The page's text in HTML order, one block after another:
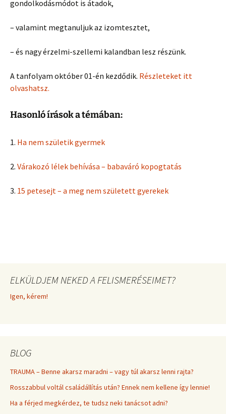
gondolkodásmódot is átadok,
– valamint megtanuljuk az izomtesztet,
– és nagy érzelmi-szellemi kalandban lesz részünk.
A tanfolyam október 01-én kezdődik. Részleteket itt
olvashatsz.
Hasonló írások a témában:
1. Ha nem születik gyermek
2. Várakozó lélek behívása – babaváró kopogtatás
3. 15 petesejt – a meg nem született gyerekek
ELKÜLDJEM NEKED A FELISMERÉSEIMET?
Igen, kérem!
BLOG
TRAUMA – Benne akarsz maradni – vagy túl akarsz lenni rajta?
Rosszabbul voltál családállítás után? Ennek nem kellene így lennie!
Ha a férjed megkérdez, te tudsz neki tanácsot adni?